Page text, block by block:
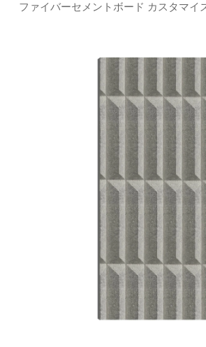
ファイバーセメントボード カスタマイ